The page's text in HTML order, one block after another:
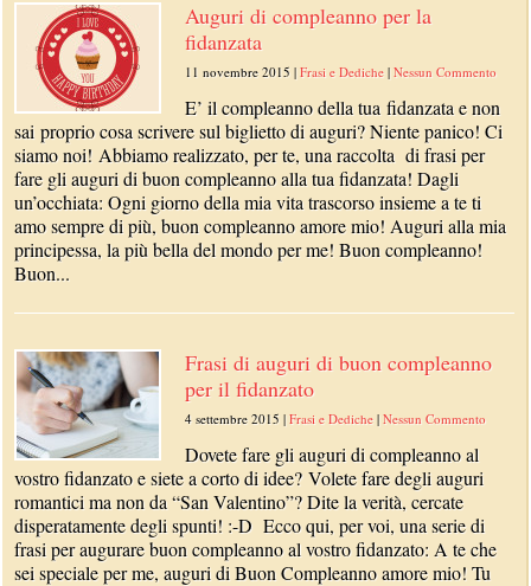
Auguri di compleanno per la
fidanzata
11 novembre 2015 |Frasi e Dediche |Nessun Commento
E’ il compleanno della tua fidanzata e non
sai proprio cosa scrivere sul biglietto di auguri? Niente panico! Ci
siamo noi! Abbiamo realizzato, per te, una raccolta di frasi per
fare gli auguri di buon compleanno alla tua fidanzata! Dagli
un’occhiata: Ogni giorno della mia vita trascorso insieme a te ti
amo sempre di più, buon compleanno amore mio! Auguri alla mia
principessa, la più bella del mondo per me! Buon compleanno!
Buon...
Frasi di auguri di buon compleanno
per il fidanzato
4 settembre 2015 |Frasi e Dediche |Nessun Commento
Dovete fare gli auguri di compleanno al
vostro fidanzato e siete a corto di idee? Volete fare degli auguri
romantici ma non da “San Valentino”? Dite la verità, cercate
disperatamente degli spunti! :-D Ecco qui, per voi, una serie di
frasi per augurare buon compleanno al vostro fidanzato: A te che
sei speciale per me, auguri di Buon Compleanno amore mio! Tu